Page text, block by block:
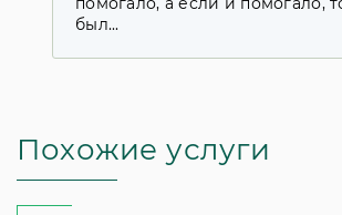
был...
Похожие услуги